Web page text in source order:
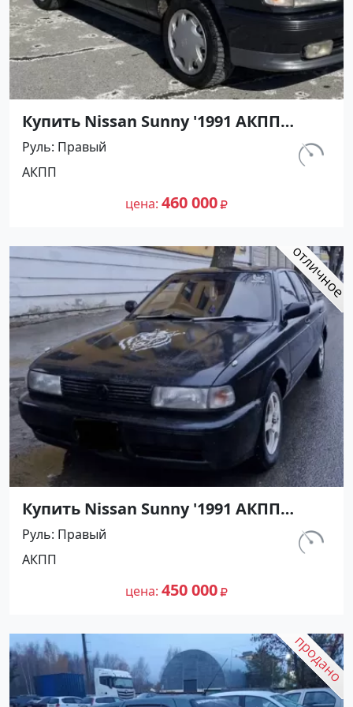
Купить Nissan Sunny '1991 АКПП
(1400/75 л.с.) Бензин инжектор
Тамань цвет Черный Седан по цене
460000 рублей, объявление №27493
на сайте Авторынок23
Руль Правый
АКПП
цена 460 000
Купить Nissan Sunny '1991 АКПП
(1400/75 л.с.) Бензин инжектор
Мостовской цвет Черный Седан по
цене 450000 рублей, объявление
№27489 на сайте Авторынок23
км.
Руль Правый
АКПП
цена 450 000